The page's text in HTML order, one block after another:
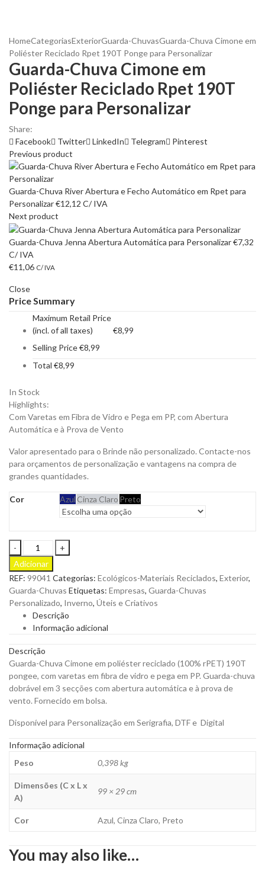
HomeCategoriasExteriorGuarda-ChuvasGuarda-Chuva Cimone em
Poliéster Reciclado Rpet 190T Ponge para Personalizar
Guarda-Chuva Cimone em
Poliéster Reciclado Rpet 190T
Ponge para Personalizar
Share:
Facebook
Twitter LinkedIn Telegram
Pinterest
Previous product
Guarda-Chuva River Abertura e Fecho Automático em Rpet para
Personalizar€12,12 C/ IVA
Next product
Guarda-Chuva Jenna Abertura Automática para Personalizar€7,32
C/ IVA
€11,06 C/ IVA
Close
Price Summary
Maximum Retail Price
(incl. of all taxes)
€8,99
Selling Price€8,99
Total €8,99
In Stock
Highlights:
Com Varetas em Fibra de Vidro e Pega em PP, com Abertura
Automática e à Prova de Vento
Valor apresentado para o Brinde não personalizado. Contacte-nos
para orçamentos de personalização e vantagens na compra de
grandes quantidades.
Cor Azul Cinza Claro Preto
Guarda-
Chuva
Cimone
em
Poliéster
Reciclado
Rpet
190T
para
Personalizar
quantity
Adicionar
REF: 99041 Categorias: Ecológicos-Materiais Reciclados, Exterior,
Guarda-Chuvas Etiquetas: Empresas, Guarda-Chuvas
Personalizado, Inverno, Úteis e Criativos
Descrição
Informação adicional
Descrição
Guarda-Chuva Cimone em poliéster reciclado (100% rPET) 190T
pongee, com varetas em fibra de vidro e pega em PP. Guarda-chuva
dobrável em 3 secções com abertura automática e à prova de
vento. Fornecido em bolsa.
Disponível para Personalização em Serigrafia, DTF e Digital
Informação adicional
Peso
0,398 kg
Dimensões (C x L x
A)
99 × 29 cm
Cor Azul, Cinza Claro, Preto
You may also like…